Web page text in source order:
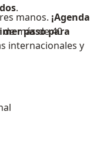
.
más de 40
internacionales y
experiencia con
culturales.
manos. ¡Agenda
paso para